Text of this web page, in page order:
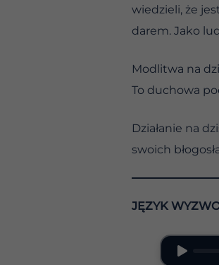
wiedzieli, że
darem. Jako
Modlitwa na
To duchowa
Działanie na
swoich
JĘZYK